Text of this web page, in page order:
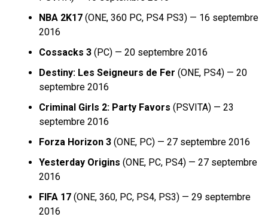
NBA 2K17 (ONE, 360 PC, PS4 PS3) — 16 septembre
2016
Cossacks 3 (PC) — 20 septembre 2016
Destiny: Les Seigneurs de Fer (ONE, PS4) — 20
septembre 2016
Criminal Girls 2: Party Favors (PSVITA) — 23
septembre 2016
Forza Horizon 3 (ONE, PC) — 27 septembre 2016
Yesterday Origins (ONE, PC, PS4) — 27 septembre
2016
FIFA 17 (ONE, 360, PC, PS4, PS3) — 29 septembre
2016